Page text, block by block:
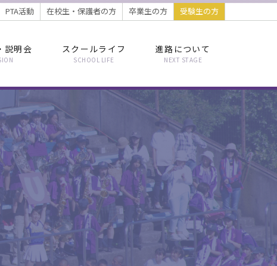
PTA活動 在校生・保護者の方 卒業生の方 受験生の方
説明会 スクールライフ
SCHOOL LIFE
進路について
NEXT STAGE